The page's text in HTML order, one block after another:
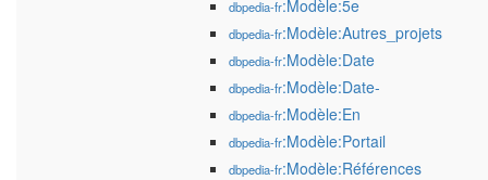
dbpedia-fr:Modèle:5e
dbpedia-fr:Modèle:Autres_projets
dbpedia-fr:Modèle:Date
dbpedia-fr:Modèle:Date-
dbpedia-fr:Modèle:En
dbpedia-fr:Modèle:Portail
dbpedia-fr:Modèle:Références